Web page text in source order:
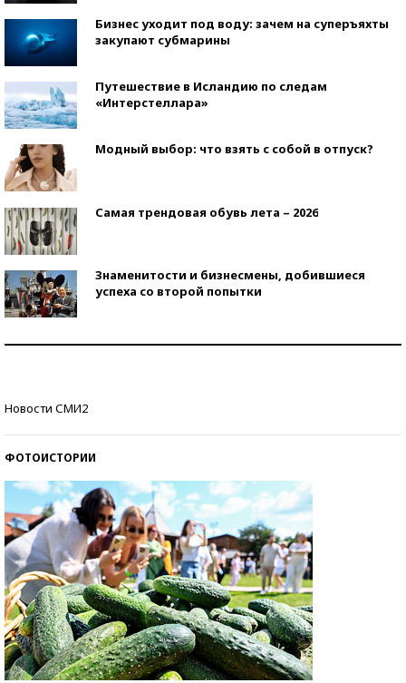
Бизнес уходит под воду: зачем на суперъяхты
закупают субмарины
Путешествие в Исландию по следам
«Интерстеллара»
Модный выбор: что взять с собой в отпуск?
Самая трендовая обувь лета – 2026
Знаменитости и бизнесмены, добившиеся
успеха со второй попытки
Новости СМИ2
ФОТОИСТОРИИ